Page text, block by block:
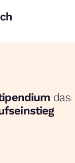
das